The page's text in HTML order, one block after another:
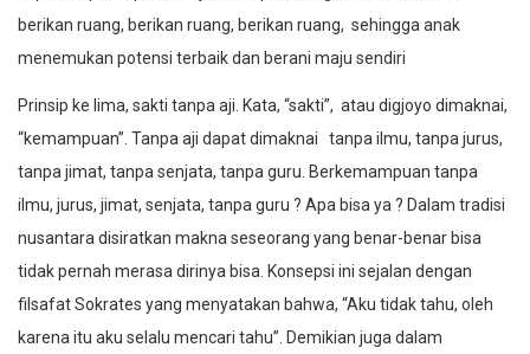
berikan ruang, berikan ruang, berikan ruang, sehingga anak
menemukan potensi terbaik dan berani maju sendiri
Prinsip ke lima, sakti tanpa aji . Kata, “sakti”, atau digjoyo dimaknai,
“kemampuan”. Tanpa aji dapat dimaknai tanpa ilmu, tanpa jurus,
tanpa jimat, tanpa senjata, tanpa guru. Berkemampuan tanpa
ilmu, jurus, jimat, senjata, tanpa guru ? Apa bisa ya ? Dalam tradisi
nusantara disiratkan makna seseorang yang benar-benar bisa
tidak pernah merasa dirinya bisa. Konsepsi ini sejalan dengan
filsafat Sokrates yang menyatakan bahwa, “Aku tidak tahu, oleh
karena itu aku selalu mencari tahu”. Demikian juga dalam